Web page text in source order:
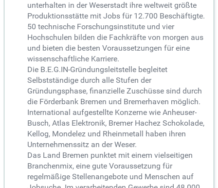
unterhalten in der Weserstadt ihre weltweit größte
Produktionsstätte mit Jobs für 12.700 Beschäftigte.
50 technische Forschungsinstitute und vier
Hochschulen bilden die Fachkräfte von morgen aus
und bieten die besten Voraussetzungen für eine
wissenschaftliche Karriere.
Die B.E.G.IN-Gründungsleitstelle begleitet
Selbstständige durch alle Stufen der
Gründungsphase, finanzielle Zuschüsse sind durch
die Förderbank Bremen und Bremerhaven möglich.
International aufgestellte Konzerne wie Anheuser-
Busch, Atlas Elektronik, Bremer Hachez Schokolade,
Kellog, Mondelez und Rheinmetall haben ihren
Unternehmenssitz an der Weser.
Das Land Bremen punktet mit einem vielseitigen
Branchenmix, eine gute Voraussetzung für
regelmäßige Stellenangebote und Menschen auf